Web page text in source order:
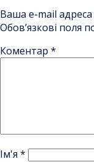
Ваша e-mail
Обов’язкові поля
Коментар *
Ім'я *